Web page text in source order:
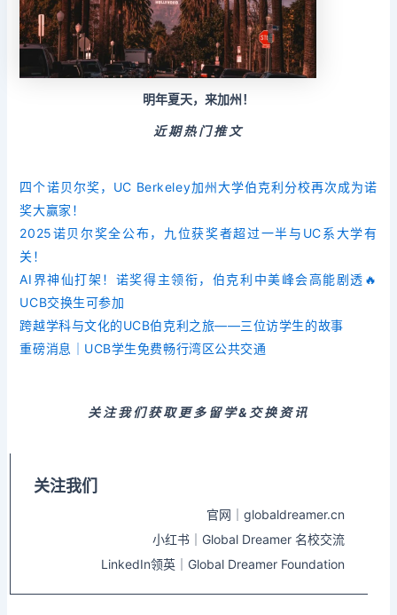
明年夏天，来加州！
近期热门推文
四个诺贝尔奖，UC Berkeley加州大学伯克利分校再次成为诺
奖大赢家！
2025诺贝尔奖全公布，九位获奖者超过一半与UC系大学有
关！
AI界神仙打架！诺奖得主领衔，伯克利中美峰会高能剧透🔥
UCB交换生可参加
跨越学科与文化的UCB伯克利之旅——三位访学生的故事
重磅消息｜UCB学生免费畅行湾区公共交通
关注我们获取更多留学&交换资讯
关注我们
官网｜globaldreamer.cn
小红书｜Global Dreamer 名校交流
LinkedIn领英｜Global Dreamer Foundation